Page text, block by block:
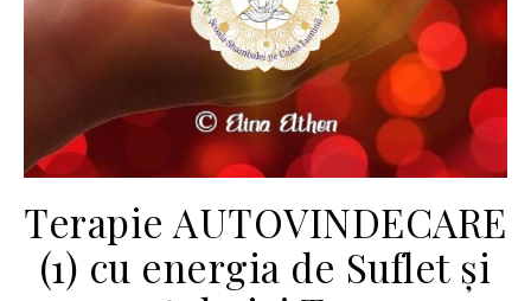
Terapie AUTOVINDECARE
(1) cu energia de Suflet și